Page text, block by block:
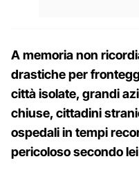
A memoria non
drastiche per
città isolate, grandi
chiuse, cittadini
ospedali in tempi
pericoloso secondo